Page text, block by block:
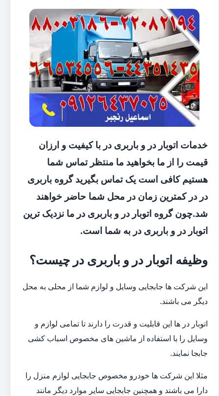
خدمات اتوبار در و باربری در با کیفیت و ارزان
قیمت را از ما بخواهید ما منتظر تماس شما
هستیم کافی است یک تماس بگیرید گروه باربری
در در کمترین زمان در محل شما حاضر خواهند
شد.چون گروه اتوبار در و باربری در ما نزدیک ترین
اتوبار در و باربری در به شما است.
وظیفه اتوبار در و باربری در چیست؟
این شرکت ها جابجایی وسایل و لوازم شما از محلی به محل
دیگر می باشند.
اتوبار در ها این قابلیت و قدرت را دارند تا تمامی لوازم و
وسایل را با استفاده از ماشین های مخصوص اسباب کشی
جابجا نمایند.
مثلا این شرکت ها خودرو مخصوص جابجایی لوازم منزل را
دارا می باشند و همچنین جابجایی سایر موارد دیگر مانند